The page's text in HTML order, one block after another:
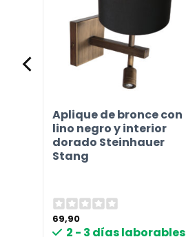
Aplique de bronce con
lino negro y interior
dorado Steinhauer
Stang
69,90
2 - 3 días laborables